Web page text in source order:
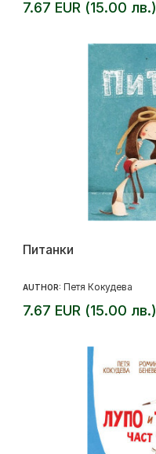
7.67 EUR (15.00 лв.)
Питанки
AUTHOR: Петя Кокудева
7.67 EUR (15.00 лв.)